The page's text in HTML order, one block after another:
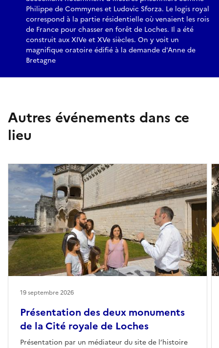
Philippe de Commynes et Ludovic Sforza. Le logis royal
correspond à la partie résidentielle où venaient les rois
de France pour chasser en forêt de Loches. Il a été
construit aux XIVe et XVe siècles. On y voit un
magnifique oratoire édifié à la demande d'Anne de
Bretagne
Autres événements dans ce
lieu
Présentation des deux monuments
de la Cité royale de Loches
Présentation par un médiateur du site de l’histoire
19 septembre 2026